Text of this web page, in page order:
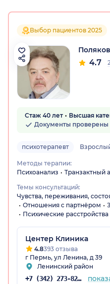
Выбор пациентов 2025
4.7
Стаж 40 лет
Высшая
Документы проверены
психотерапевт
Методы терапии:
Психоанализ
Транзактный
Темы консультаций:
Чувства, переживания,
Отношения с партнёром
Психические расстройства
Центер Клиника
4.8393 отзыва
г Пермь, ул Ленина, д 39
Ленинский район
+7 (342) 273-82-16